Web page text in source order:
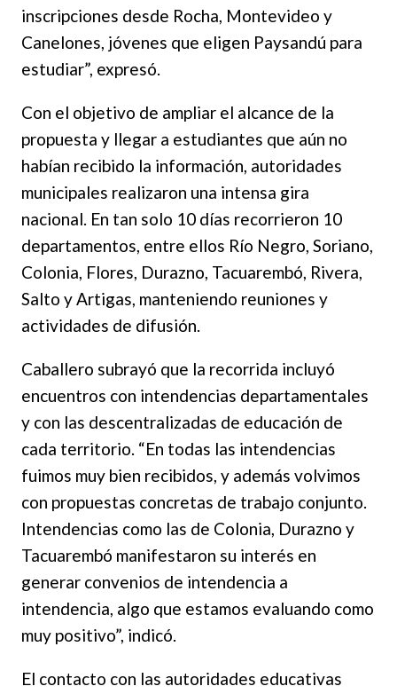
inscripciones desde Rocha, Montevideo y
Canelones, jóvenes que eligen Paysandú para
estudiar”, expresó.
Con el objetivo de ampliar el alcance de la
propuesta y llegar a estudiantes que aún no
habían recibido la información, autoridades
municipales realizaron una intensa gira
nacional. En tan solo 10 días recorrieron 10
departamentos, entre ellos Río Negro, Soriano,
Colonia, Flores, Durazno, Tacuarembó, Rivera,
Salto y Artigas, manteniendo reuniones y
actividades de difusión.
Caballero subrayó que la recorrida incluyó
encuentros con intendencias departamentales
y con las descentralizadas de educación de
cada territorio. “En todas las intendencias
fuimos muy bien recibidos, y además volvimos
con propuestas concretas de trabajo conjunto.
Intendencias como las de Colonia, Durazno y
Tacuarembó manifestaron su interés en
generar convenios de intendencia a
intendencia, algo que estamos evaluando como
muy positivo”, indicó.
El contacto con las autoridades educativas